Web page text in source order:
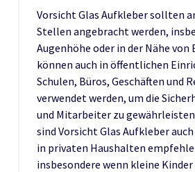
Vorsicht Glas Aufkleber sollten
Stellen angebracht werden,
Augenhöhe oder in der Nähe von
können auch in öffentlichen
Schulen, Büros, Geschäften und
verwendet werden, um die
und Mitarbeiter zu
sind Vorsicht Glas Aufkleber
in privaten Haushalten
insbesondere wenn kleine Kinder